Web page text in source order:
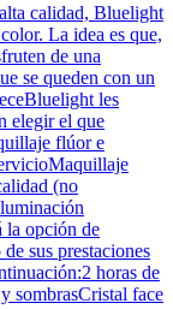
calidad, Bluelight
La idea es que,
de una
se queden con un
les
elegir el que
flúor e
(no
la opción de
sus prestaciones
horas de
sombrasCristal face